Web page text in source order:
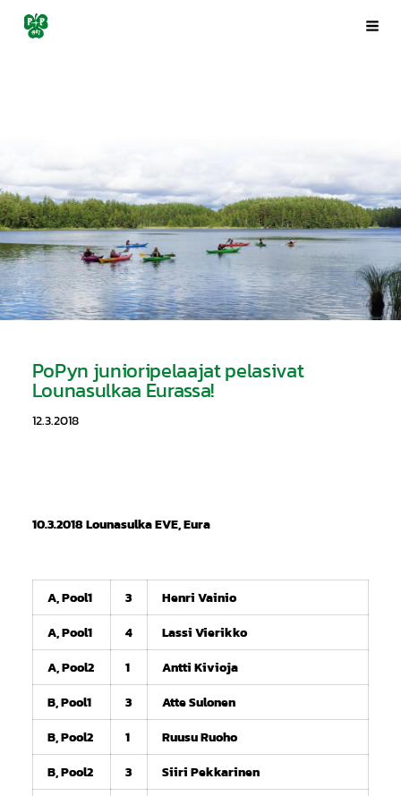
Siirry
sivun
Porin Pyrintö ry
PoPyn junioripelaajat pelasivat
Lounasulkaa Eurassa!
12.3.2018
10.3.2018 Lounasulka EVE, Eura
A, Pool1 3
Henri Vainio
A, Pool1
4
Lassi Vierikko
A, Pool2
1
Antti Kivioja
B, Pool1
3
Atte Sulonen
B, Pool2
1
Ruusu Ruoho
B, Pool2
3
Siiri Pekkarinen